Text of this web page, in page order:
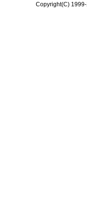
Copyright(C)